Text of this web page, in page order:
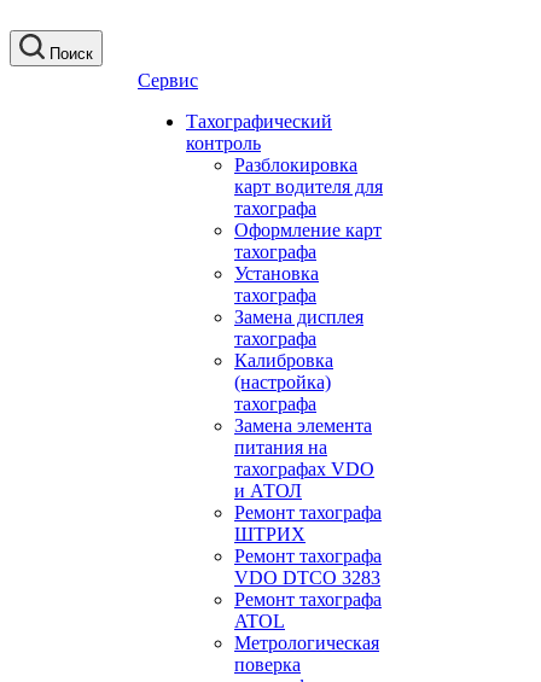
Поиск
Сервис
Тахографический
контроль
Разблокировка
карт водителя для
тахографа
Оформление карт
тахографа
Установка
тахографа
Замена дисплея
тахографа
Калибровка
(настройка)
тахографа
Замена элемента
питания на
тахографах VDO
и АТОЛ
Ремонт тахографа
ШТРИХ
Ремонт тахографа
VDO DTCO 3283
Ремонт тахографа
ATOL
Метрологическая
поверка